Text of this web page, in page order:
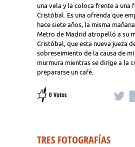
una vela y la coloca frente a una
Cristóbal. Es una ofrenda que
hace siete años, la misma
Metro de Madrid atropelló a su
Cristóbal, que esta nueva jueza
sobreseimiento de la causa de
murmura mientras se dirige a la
prepararse un café.
0 Votos
TRES FOTOGRAFÍAS